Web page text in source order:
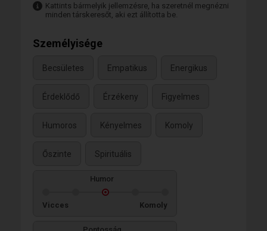
Kattints bármelyik jellemzésre, ha szeretnél megnézni
minden társkeresőt, aki ezt állította be.
Személyisége
Becsületes Empatikus Energikus
Érdeklődő Érzékeny Figyelmes
Humoros Kényelmes Komoly
Őszinte Spirituális
Humor
Vicces Komoly